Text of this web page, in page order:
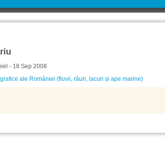
- 18 Sep 2008
ale României (fluvii, râuri, lacuri și ape marine)